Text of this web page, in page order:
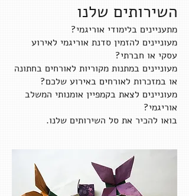
השירותים שלנו
מתעניינים בלימודי אוריגמי?
מעוניינים להזמין סדנת אוריגמי לאירוע
עסקי או חברתי?
מעוניינים במתנות מקוריות לאורחים בחתונה
או במזכרות לאורחים באירוע שלכם?
מעוניינים לצאת בקמפיין אומנותי המשלב
אוריגמי?
בואו להכיר את סל השירותים שלנו.